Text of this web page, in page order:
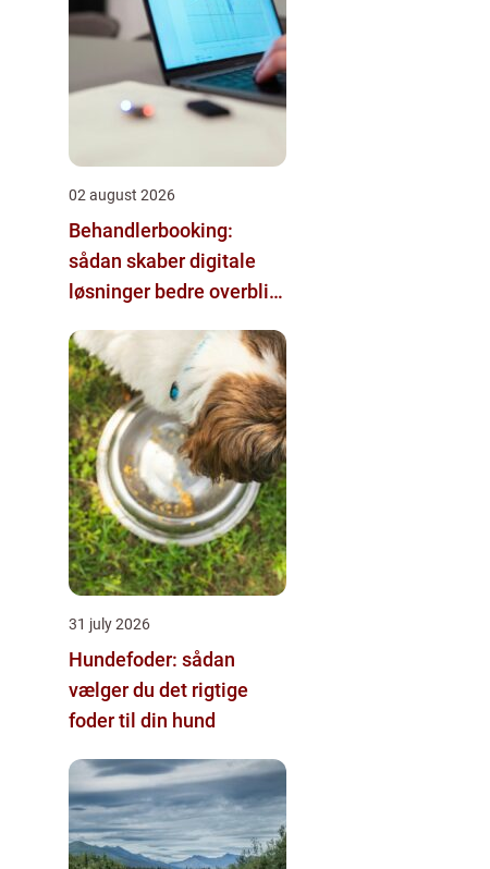
02 august 2026
Behandlerbooking:
sådan skaber digitale
løsninger bedre overblik
31 july 2026
Hundefoder: sådan
vælger du det rigtige
foder til din hund